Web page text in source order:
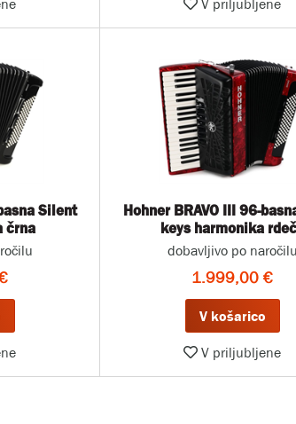
V priljubljene
Silent
črna
Hohner BRAVO III 96-
keys harmonika
dobavljivo po naročilu
1.999,00 €
V košarico
V priljubljene